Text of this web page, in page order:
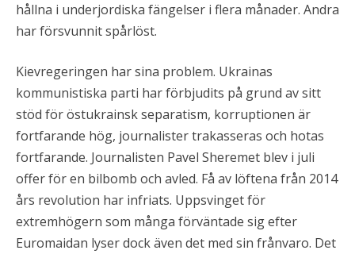
hållna i underjordiska fängelser i flera månader. Andra
har försvunnit spårlöst.
Kievregeringen har sina problem. Ukrainas
kommunistiska parti har förbjudits på grund av sitt
stöd för östukrainsk separatism, korruptionen är
fortfarande hög, journalister trakasseras och hotas
fortfarande. Journalisten Pavel Sheremet blev i juli
offer för en bilbomb och avled. Få av löftena från 2014
års revolution har infriats. Uppsvinget för
extremhögern som många förväntade sig efter
Euromaidan lyser dock även det med sin frånvaro. Det